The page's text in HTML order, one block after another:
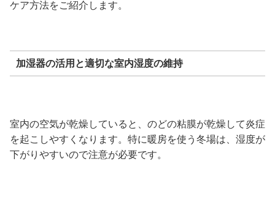
ケア方法をご紹介します。
加湿器の活用と適切な室内湿度の維持
室内の空気が乾燥していると、のどの粘膜が乾燥して炎症
を起こしやすくなります。特に暖房を使う冬場は、湿度が
下がりやすいので注意が必要です。